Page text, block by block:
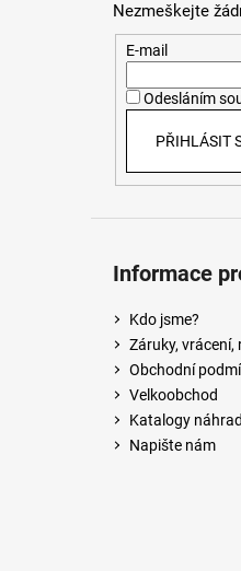
Nezmeškejte
E-mail
Odesláním
PŘIHLÁSIT
Informace
Kdo jsme?
Záruky, vrácení,
Obchodní
Velkoobchod
Katalogy
Napište nám